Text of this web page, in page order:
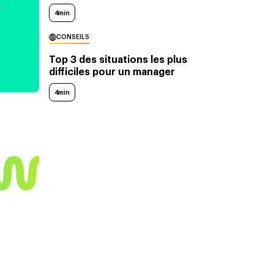
4min
CONSEILS
Top 3 des situations les plus
difficiles pour un manager
4min